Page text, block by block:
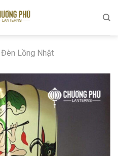
Đèn Lồng Nhật